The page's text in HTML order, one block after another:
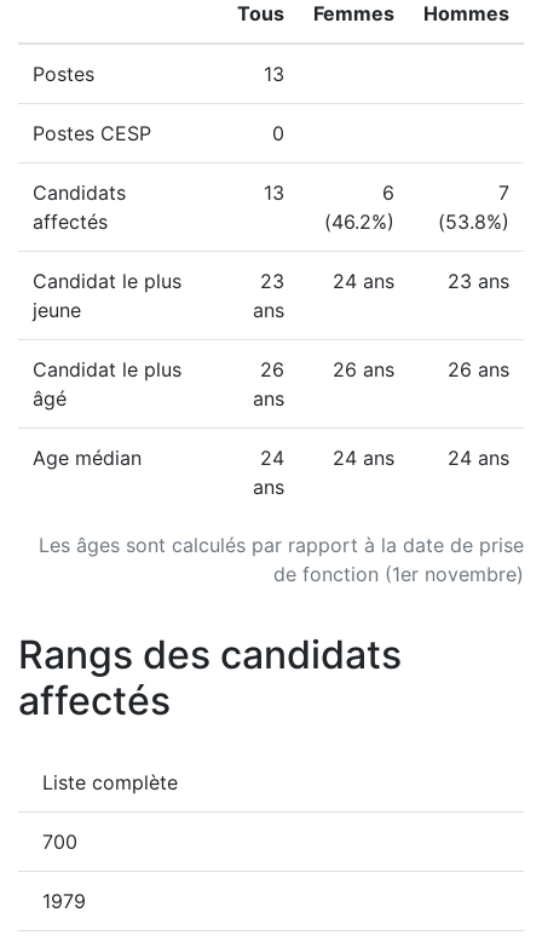
Les âges sont calculés par rapport à la date de prise
de fonction (1er novembre)
Tous Femmes Hommes
Postes 13
Postes CESP 0
Candidats
affectés
13
6
(46.2%)
7
(53.8%)
Candidat le plus
jeune
23
ans
24 ans 23 ans
Candidat le plus
âgé
26
ans
26 ans 26 ans
Age médian
24
ans
24 ans 24 ans
Rangs des candidats
affectés
Liste complète
700
1979